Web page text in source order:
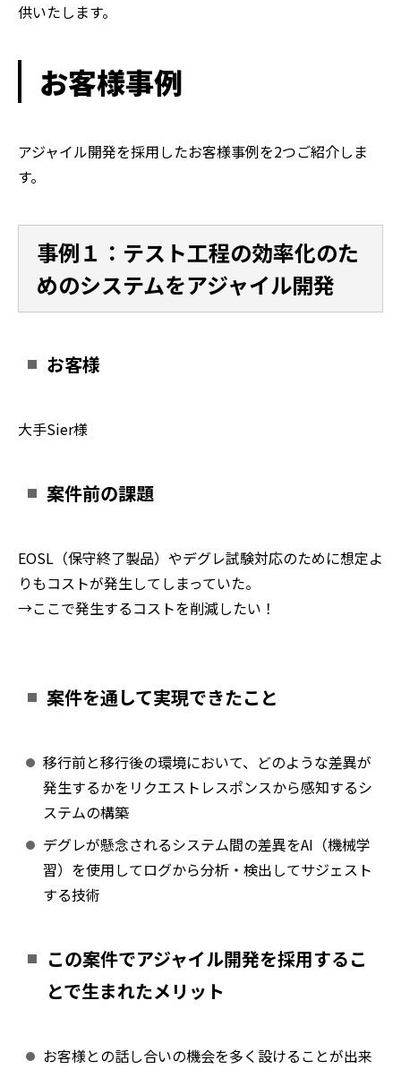
供いたします。
お客様事例
アジャイル開発を採用したお客様事例を2つご紹介しま
す。
事例１：テスト工程の効率化のた
めのシステムをアジャイル開発
お客様
大手Sier様
案件前の課題
EOSL（保守終了製品）やデグレ試験対応のために想定よ
りもコストが発生してしまっていた。
→ここで発生するコストを削減したい！
案件を通して実現できたこと
移行前と移行後の環境において、どのような差異が
発生するかをリクエストレスポンスから感知するシ
ステムの構築
デグレが懸念されるシステム間の差異をAI（機械学
習）を使用してログから分析・検出してサジェスト
する技術
この案件でアジャイル開発を採用するこ
とで生まれたメリット
お客様との話し合いの機会を多く設けることが出来